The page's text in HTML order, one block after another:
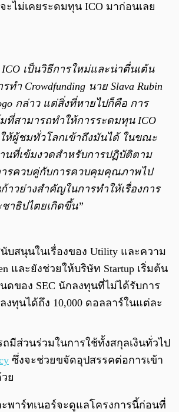
ไม่เคยระดมทุน ICO มาก่อนเลย
เป็นวิธีการใหม่และน่าตื่นเต้น
ทำ Crowdfunding นาย Slava Rubin
กล่าว แต่สิ่งที่หายไปก็คือ การ
ที่สามารถทำให้การระดมทุน ICO
ห้ผู้ชมทั่วโลกเข้าถึงมันได้ ในขณะ
นที่เข้มงวดสำหรับการปฏิบัติตาม
รควบคู่กับการควบคุมคุณภาพไป
าวย่างสำคัญในการทำให้เรื่องการ
าธิปไตยเกิดขึ้น”
สนุนในเรื่องของ Utility และความ
และยังช่วยให้บริษัท Startup เริ่มต้น
ของ SEC นักลงทุนที่ไม่ได้รับการ
งทุนได้ถึง 10,000 ดอลลาร์ในแต่ละ
มีส่วนร่วมในการใช้ทั้งสกุลเงินทั่วไป
ซึ่งจะช่วยขจัดอุปสรรคต่อการเข้า
ย
ะพาร์ทเนอร์จะดูแลโครงการนี้ก่อนที่